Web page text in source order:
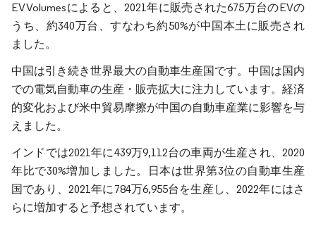
EV Volumesによると、2021年に販売された675万台のEVの
うち、約340万台、すなわち約50%が中国本土に販売され
ました。
中国は引き続き世界最大の自動車生産国です。中国は国内
での電気自動車の生産・販売拡大に注力しています。経済
的変化および米中貿易摩擦が中国の自動車産業に影響を与
えました。
インドでは2021年に439万9,112台の車両が生産され、2020
年比で30%増加しました。日本は世界第3位の自動車生産
国であり、2021年に784万6,955台を生産し、2022年にはさ
らに増加すると予想されています。